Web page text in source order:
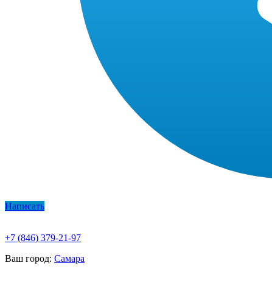
Написать
+7 (846) 379-21-97
Ваш город: Самара